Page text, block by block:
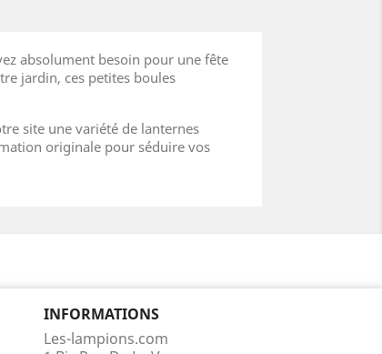
absolument besoin pour une fête
jardin, ces petites boules
site une variété de lanternes
originale pour séduire vos
INFORMATIONS
Les-lampions.com